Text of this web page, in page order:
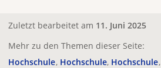
Zuletzt bearbeitet am 11. Juni 2025
Mehr zu den Themen dieser Seite:
Hochschule Hochschule Hochschule